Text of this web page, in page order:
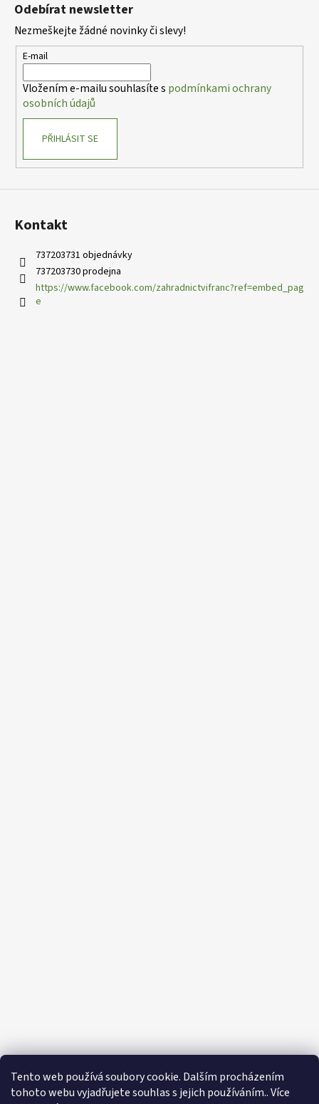
Tento web používá soubory cookie. Dalším procházením
tohoto webu vyjadřujete souhlas s jejich používáním.. Více
a
c
r
ý
p
Odebírat newsletter
Nezmeškejte žádné novinky či slevy!
E-mail
Vložením e-mailu souhlasíte s podmínkami ochrany
osobních údajů
PŘIHLÁSIT SE
Kontakt
737203731 objednávky
737203730 prodejna
https://www.facebook.com/zahradnictvifranc?ref=embed_pag
e